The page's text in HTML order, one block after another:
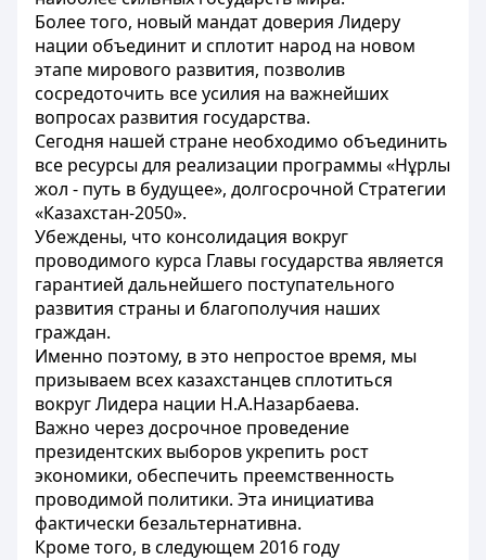
Более того, новый мандат доверия Лидеру
нации объединит и сплотит народ на новом
этапе мирового развития, позволив
сосредоточить все усилия на важнейших
вопросах развития государства.
Сегодня нашей стране необходимо объединить
все ресурсы для реализации программы «Нұрлы
жол - путь в будущее», долгосрочной Стратегии
«Казахстан-2050».
Убеждены, что консолидация вокруг
проводимого курса Главы государства является
гарантией дальнейшего поступательного
развития страны и благополучия наших
граждан.
Именно поэтому, в это непростое время, мы
призываем всех казахстанцев сплотиться
вокруг Лидера нации Н.А.Назарбаева.
Важно через досрочное проведение
президентских выборов укрепить рост
экономики, обеспечить преемственность
проводимой политики. Эта инициатива
фактически безальтернативна.
Кроме того, в следующем 2016 году